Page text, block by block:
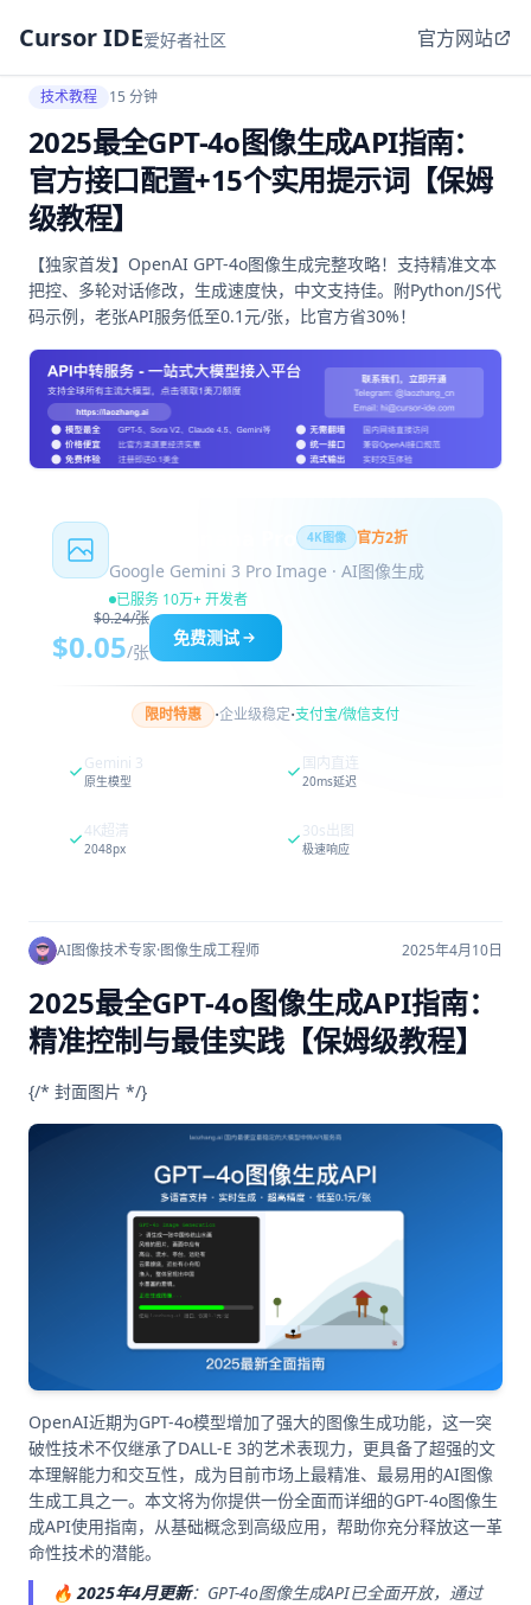
Cursor IDE爱好者社区 官方网站
技术教程 15 分钟
2025最全GPT-4o图像生成API指南：
官方接口配置+15个实用提示词【保姆
级教程】
【独家首发】OpenAI GPT-4o图像生成完整攻略！支持精准文本
把控、多轮对话修改，生成速度快，中文支持佳。附Python/JS代
码示例，老张API服务低至0.1元/张，比官方省30%！
4K图像 官方2折
Google Gemini 3 Pro Image · AI图像生成
已服务 10万+ 开发者
$0.24/张
$0.05/张
免费测试
限时特惠 ·企业级稳定·支付宝/微信支付
Gemini 3
原生模型
国内直连
20ms延迟
4K超清
2048px
30s出图
极速响应
AI图像技术专家·图像生成工程师 2025年4月10日
2025最全GPT-4o图像生成API指南：
精准控制与最佳实践【保姆级教程】
{/* 封面图片 */}
OpenAI近期为GPT-4o模型增加了强大的图像生成功能，这一突
破性技术不仅继承了DALL-E 3的艺术表现力，更具备了超强的文
本理解能力和交互性，成为目前市场上最精准、最易用的AI图像
生成工具之一。本文将为你提供一份全面而详细的GPT-4o图像生
成API使用指南，从基础概念到高级应用，帮助你充分释放这一革
命性技术的潜能。
🔥 2025年4月更新：GPT-4o图像生成API已全面开放，通过